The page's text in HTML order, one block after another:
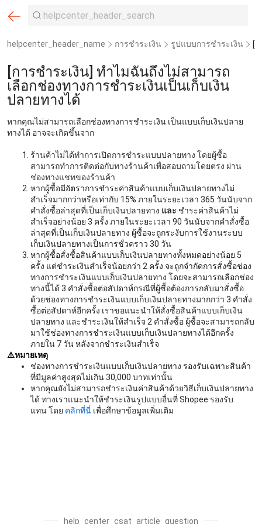
helpcenter_header_name การชำระเงิน รูปแบบการชำระเงิน
[การชำระเงิน] ทำไมฉันถึงไม่สามารถ
เลือกช่องทางการชำระเงินเป็นเก็บเงิน
ปลายทางได้
หากคุณไม่สามารถเลือกช่องทางการชำระเงิน เป็นแบบเก็บเงินปลาย
ทางได้ อาจจะเกิดขึ้นจาก
ร้านค้าไม่ได้ทำการเปิดการชำระแบบปลายทาง โดยผู้ซื้อ
สามารถทำการติดต่อกับทางร้านค้าเพื่อสอบถามโดยตรง ผ่าน
ช่องทางแชทของร้านค้า
หากผู้ซื้อมีอัตราการชำระค่าสินค้าแบบเก็บเงินปลายทางไม่
สำเร็จมากกว่าหรือเท่ากับ 15% ภายในระยะเวลา 365 วันนับจาก
คำสั่งซื้อล่าสุดที่เป็นเก็บเงินปลายทาง และ ชำระค่าสินค้าไม่
สำเร็จอย่างน้อย 3 ครั้ง ภายในระยะเวลา 90 วันนับจากคำสั่งซื้อ
ล่าสุดที่เป็นเก็บเงินปลายทาง ผู้ซื้อจะถูกระงับการใช้งานระบบ
เก็บเงินปลายทางเป็นการชั่วคราว 30 วัน
หากผู้ซื้อสั่งซื้อสินค้าแบบเก็บเงินปลายทางทั้งหมดอย่างน้อย 5
ครั้ง แต่ชำระเงินสำเร็จน้อยกว่า 2 ครั้ง จะถูกจำกัดการสั่งซื้อช่อง
ทางการชำระเงินแบบเก็บเงินปลายทาง โดยจะสามารถเลือกช่อง
ทางนี้ได้ 3 คำสั่งซื้อต่อสัปดาห์กรณีที่ผู้ซื้อต้องการกลับมาสั่งซื้อ
ด้วยช่องทางการชำระเงินแบบเก็บเงินปลายทางมากกว่า 3 คำสั่ง
ซื้อต่อสัปดาห์อีกครั้ง เราขอแนะนำให้สั่งซื้อสินค้าแบบเก็บเงิน
ปลายทาง และชำระเงินให้สำเร็จ 2 คำสั่งซื้อ ผู้ซื้อจะสามารถกลับ
มาใช้ช่องทางการชำระเงินแบบเก็บเงินปลายทางได้อีกครั้ง
ภายใน 7 วัน หลังจากชำระเงินสำเร็จ
⚠️หมายเหตุ
ช่องทางการชำระเงินแบบเก็บเงินปลายทาง รองรับเฉพาะสินค้า
ที่มีมูลค่าสูงสุดไม่เกิน 30,000 บาทเท่านั้น
หากคุณยังไม่สามารถชำระเงินค่าสินค้าด้วยวิธีเก็บเงินปลายทาง
ได้ ทางเราแนะนำให้ชำระเงินรูปแบบอื่นที่ Shopee รองรับ
แทน โดย คลิกที่นี่ เพื่อศึกษาข้อมูลเพิ่มเติม
help_center_csat_article_question